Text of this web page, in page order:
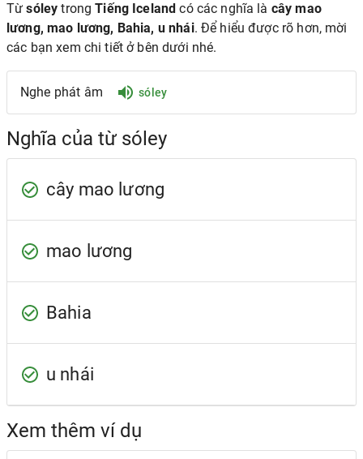
Từsóley trongTiếng Iceland có các nghĩa là cây mao
lương, mao lương, Bahia, u nhái. Để hiểu được rõ hơn, mời
các bạn xem chi tiết ở bên dưới nhé.
Nghe phát âm sóley
Nghĩa của từ sóley
cây mao lương
mao lương
Bahia
u nhái
Xem thêm ví dụ